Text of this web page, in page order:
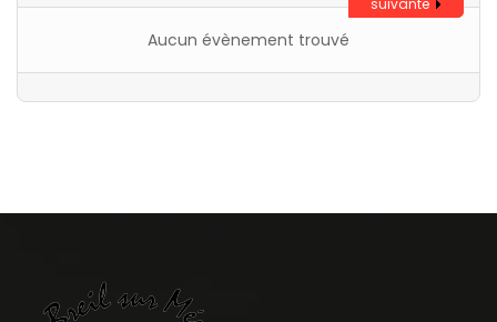
suivante
Aucun évènement trouvé